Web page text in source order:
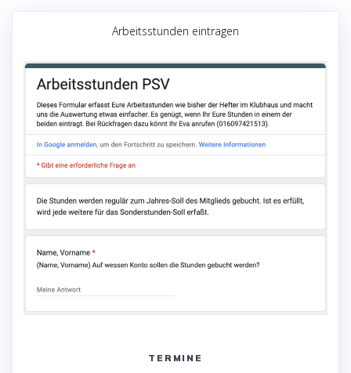
Arbeitsstunden eintragen
TERMINE